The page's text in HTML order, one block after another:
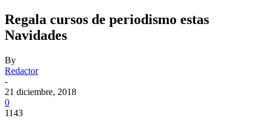
Regala cursos de periodismo estas
Navidades
By
Redactor
-
21 diciembre, 2018
0
1143